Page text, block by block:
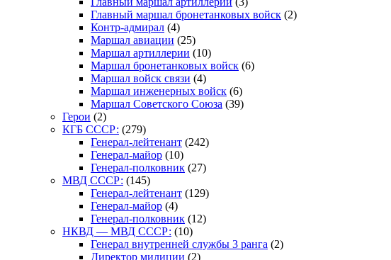
Главный маршал бронетанковых войск (2)
Контр-адмирал (4)
Маршал авиации (25)
Маршал артиллерии (10)
Маршал бронетанковых войск (6)
Маршал войск связи (4)
Маршал инженерных войск (6)
Маршал Советского Союза (39)
Герои (2)
КГБ СССР: (279)
Генерал-лейтенант (242)
Генерал-майор (10)
Генерал-полковник (27)
МВД СССР: (145)
Генерал-лейтенант (129)
Генерал-майор (4)
Генерал-полковник (12)
НКВД — МВД СССР: (10)
Генерал внутренней службы 3 ранга (2)
Директор милиции (2)